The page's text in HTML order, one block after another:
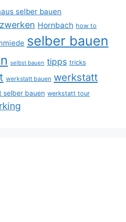
selber bauen
Hornbach how to
selber bauen
selbst bauen tipps tricks
werkstatt bauen werkstatt
selber bauen werkstatt tour